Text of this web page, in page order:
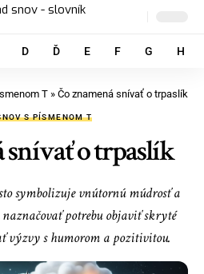
D Ď E F G H
T» Čo znamená snívať o trpaslík
S PÍSMENOM T
snívať o trpaslík
symbolizuje vnútornú múdrosť a
potrebu objaviť skryté
výzvy s humorom a pozitivitou.